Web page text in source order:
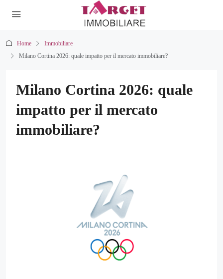
Home
Immobiliare
Milano Cortina 2026: quale impatto per il mercato immobiliare?
Milano Cortina 2026: quale
impatto per il mercato
immobiliare?